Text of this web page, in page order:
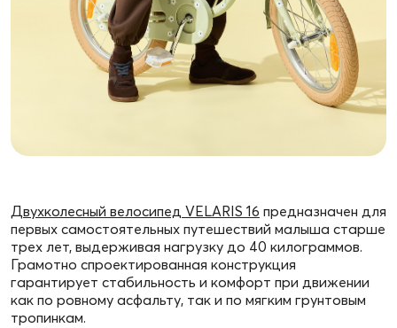
Двухколесный велосипед VELARIS 16 предназначен для
первых самостоятельных путешествий малыша старше
трех лет, выдерживая нагрузку до 40 килограммов.
Грамотно спроектированная конструкция
гарантирует стабильность и комфорт при движении
как по ровному асфальту, так и по мягким грунтовым
тропинкам.